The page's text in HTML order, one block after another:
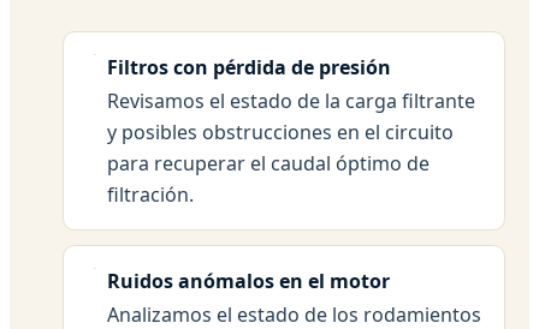
Filtros con pérdida de presión
Revisamos el estado de la carga filtrante
y posibles obstrucciones en el circuito
para recuperar el caudal óptimo de
filtración.
Ruidos anómalos en el motor
Analizamos el estado de los rodamientos